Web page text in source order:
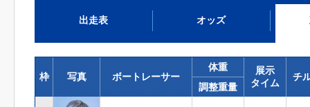
出走表 オッズ
枠 写真 ボートレーサー
体重
展示
タイム
チ
調整重量